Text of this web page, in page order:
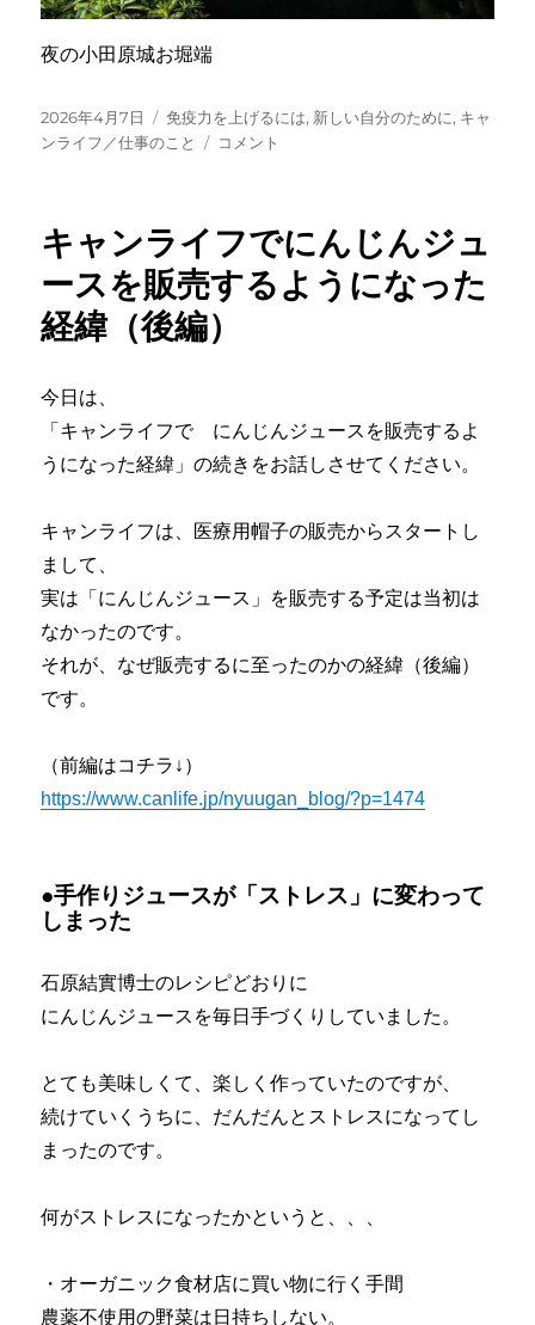
夜の小田原城お堀端
投
稿
2026年4月7日
カ
テ
免疫力を上げるには, 新しい自分のために, キャ
ンライフ／仕事のこと
が
っ
た
方
か
ら
か
れ
こ
と
療
で
て
と
ま
す
コメント
キャンライフでにんじんジュ
ースを販売するようになった
経緯（後編）
今日は、
「キャンライフで にんじんジュースを販売するよ
うになった経緯」の続きをお話しさせてください。
キャンライフは、医療用帽子の販売からスタートし
まして、
実は「にんじんジュース」を販売する予定は当初は
なかったのです。
それが、なぜ販売するに至ったのかの経緯（後編）
です。
（前編はコチラ↓）
https://www.canlife.jp/nyuugan_blog/?p=1474
●手作りジュースが「ストレス」に変わって
しまった
石原結實博士のレシピどおりに
にんじんジュースを毎日手づくりしていました。
とても美味しくて、楽しく作っていたのですが、
続けていくうちに、だんだんとストレスになってし
まったのです。
何がストレスになったかというと、、、
・オーガニック食材店に買い物に行く手間
農薬不使用の野菜は日持ちしない。